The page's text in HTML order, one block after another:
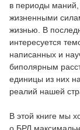
в периоды маний,
жизненными
жизнью. В
интересуется
написанных и
биполярным
единицы из них
реалий нашей
В этой книге мы